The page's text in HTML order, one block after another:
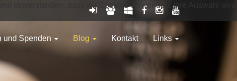
und Spenden Blog Kontakt Links
einverstanden, dass wir Cookies verwenden. Ihre Auswahl wird